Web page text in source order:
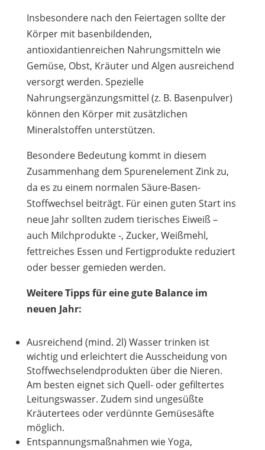
Insbesondere nach den Feiertagen sollte der
Körper mit basenbildenden,
antioxidantienreichen Nahrungsmitteln wie
Gemüse, Obst, Kräuter und Algen ausreichend
versorgt werden. Spezielle
Nahrungsergänzungsmittel (z. B. Basenpulver)
können den Körper mit zusätzlichen
Mineralstoffen unterstützen.
Besondere Bedeutung kommt in diesem
Zusammenhang dem Spurenelement Zink zu,
da es zu einem normalen Säure-Basen-
Stoffwechsel beiträgt. Für einen guten Start ins
neue Jahr sollten zudem tierisches Eiweiß –
auch Milchprodukte -, Zucker, Weißmehl,
fettreiches Essen und Fertigprodukte reduziert
oder besser gemieden werden.
Weitere Tipps für eine gute Balance im
neuen Jahr:
Ausreichend (mind. 2l) Wasser trinken ist
wichtig und erleichtert die Ausscheidung von
Stoffwechselendprodukten über die Nieren.
Am besten eignet sich Quell- oder gefiltertes
Leitungswasser. Zudem sind ungesüßte
Kräutertees oder verdünnte Gemüsesäfte
möglich.
Entspannungsmaßnahmen wie Yoga,